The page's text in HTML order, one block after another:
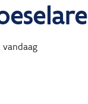
vandaag